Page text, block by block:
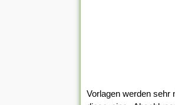
Vorlagen werden sehr